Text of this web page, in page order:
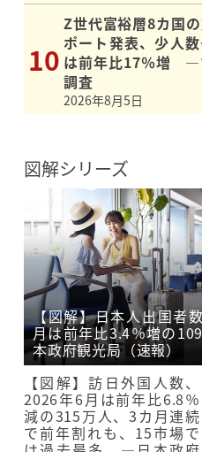
Z世代富裕層8カ国
ポート発表、少人
は前年比17％増 ―
調査
2026年8月5日
図解シリーズ
【図解】日本人出国者
月は前年比3.4％増の
本政府観光局（速報）
【図解】訪日外国人数、
2026年6月は前年比6.8％
減の315万人、3カ月連続
で前年割れも、15市場で